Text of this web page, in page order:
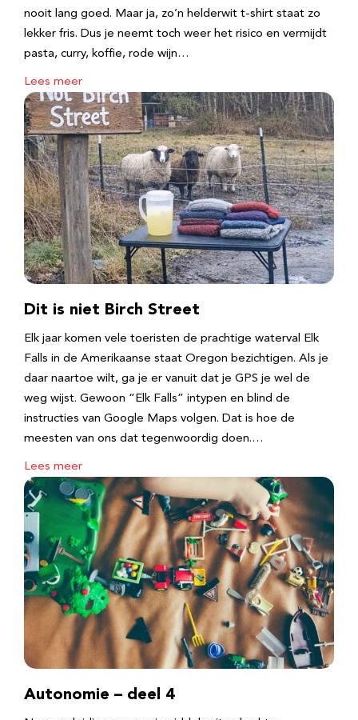
nooit lang goed. Maar ja, zo’n helderwit t-shirt staat zo
lekker fris. Dus je neemt toch weer het risico en vermijdt
pasta, curry, koffie, rode wijn…
Lees meer
Dit is niet Birch Street
Elk jaar komen vele toeristen de prachtige waterval Elk
Falls in de Amerikaanse staat Oregon bezichtigen. Als je
daar naartoe wilt, ga je er vanuit dat je GPS je wel de
weg wijst. Gewoon “Elk Falls” intypen en blind de
instructies van Google Maps volgen. Dat is hoe de
meesten van ons dat tegenwoordig doen.…
Lees meer
Autonomie – deel 4